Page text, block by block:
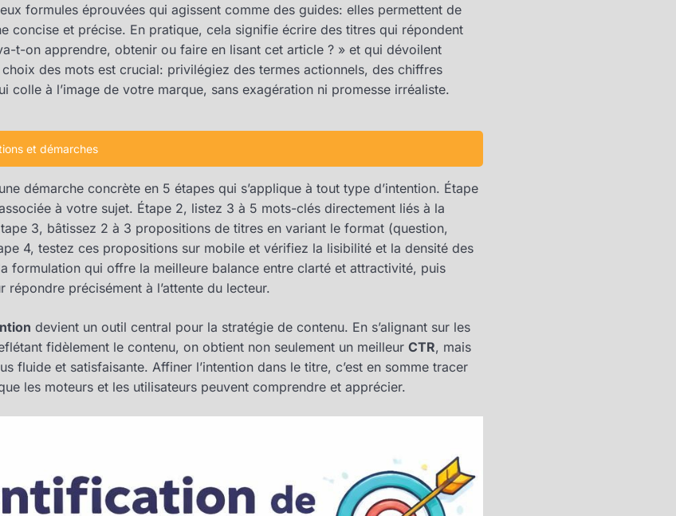
formules éprouvées qui agissent comme des guides: elles permettent de
concise et précise. En pratique, cela signifie écrire des titres qui répondent
t-on apprendre, obtenir ou faire en lisant cet article ? » et qui dévoilent
des mots est crucial: privilégiez des termes actionnels, des chiffres
colle à l’image de votre marque, sans exagération ni promesse irréaliste.
et démarches
démarche concrète en 5 étapes qui s’applique à tout type d’intention. Étape
à votre sujet. Étape 2, listez 3 à 5 mots-clés directement liés à la
3, bâtissez 2 à 3 propositions de titres en variant le format (question,
4, testez ces propositions sur mobile et vérifiez la lisibilité et la densité des
formulation qui offre la meilleure balance entre clarté et attractivité, puis
précisément à l’attente du lecteur.
devient un outil central pour la stratégie de contenu. En s’alignant sur les
fidèlement le contenu, on obtient non seulement un meilleur CTR, mais
fluide et satisfaisante. Affiner l’intention dans le titre, c’est en somme tracer
les moteurs et les utilisateurs peuvent comprendre et apprécier.